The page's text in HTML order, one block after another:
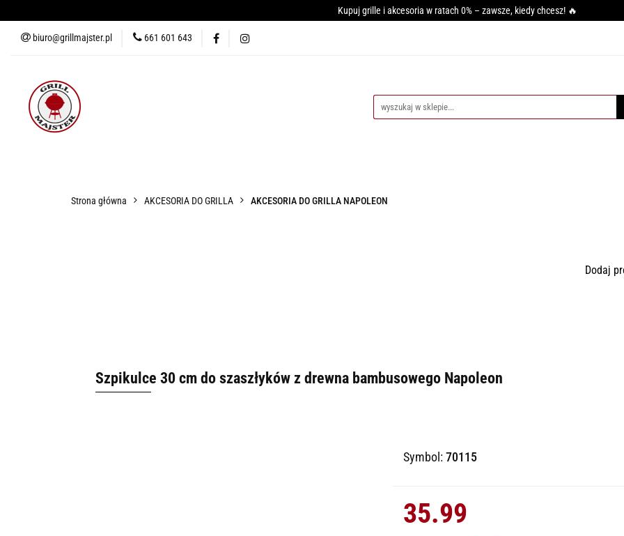
Kupuj grille i akcesoria w ratach 0% – zawsze, kiedy chcesz! 🔥
biuro@grillmajster.pl 661 601 643
GRILLE AKCESORIA DO GRILLA
KURSY GRILLOWANIA MIĘSO PRZYPRAWY BLOG
Strona główna AKCESORIA DO GRILLA AKCESORIA DO GRILLA NAPOLEON
Dodaj
Szpikulce 30 cm do szaszłyków z drewna bambusowego Napoleon
Symbol: 70115
35.99